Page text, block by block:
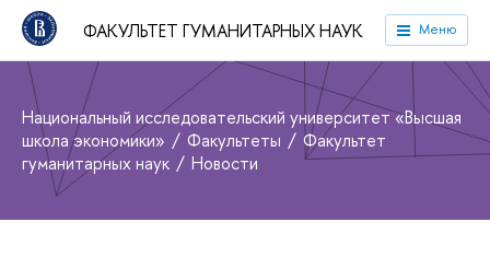
ФАКУЛЬТЕТ ГУМАНИТАРНЫХ НАУК Меню
Национальный исследовательский университет «Высшая
школа экономики»
Факультеты
Факультет
гуманитарных наук
Новости